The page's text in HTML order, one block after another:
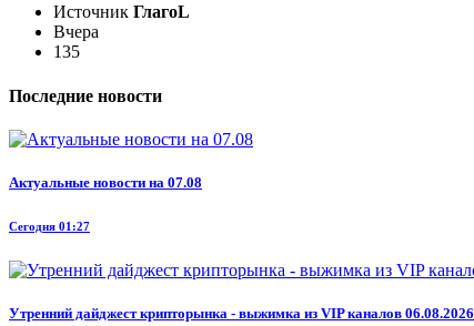
Источник ГлагоL
Вчера
135
Последние новости
Актуальные новости на 07.08
Сегодня 01:27
Утренний дайджест крипторынка - выжимка из VIP каналов 06.08.2026